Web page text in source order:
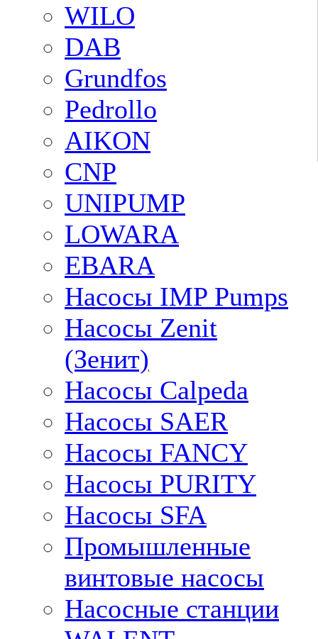
WILO
DAB
Grundfos
Pedrollo
AIKON
CNP
UNIPUMP
LOWARA
EBARA
Насосы IMP Pumps
Насосы Zenit
(Зенит)
Насосы Calpeda
Насосы SAER
Насосы FANCY
Насосы PURITY
Насосы SFA
Промышленные
винтовые насосы
Насосные станции